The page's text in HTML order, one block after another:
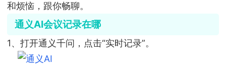
和烦恼，跟你畅聊。
通义AI会议记录在哪
1、打开通义千问，点击“实时记录”。